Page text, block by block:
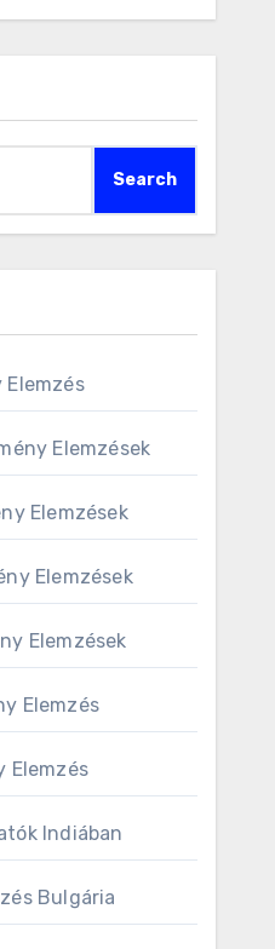
Elemzés
Elemzések
Elemzések
Elemzések
Elemzések
Elemzés
Elemzés
Indiában
Bulgária